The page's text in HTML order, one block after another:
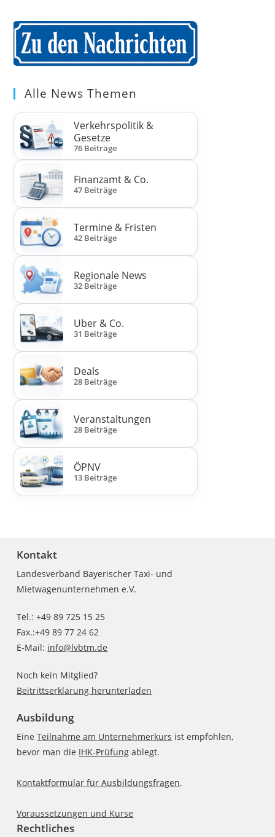
Alle News Themen
Verkehrspolitik &
Gesetze
76 Beiträge
Finanzamt & Co.
47 Beiträge
Termine & Fristen
42 Beiträge
Regionale News
32 Beiträge
Uber & Co.
31 Beiträge
Deals
28 Beiträge
Veranstaltungen
28 Beiträge
ÖPNV
13 Beiträge
Kontakt
Landesverband Bayerischer Taxi- und
Mietwagenunternehmen e.V.
Tel.: +49 89 725 15 25
Fax.:+49 89 77 24 62
E-Mail: info@lvbtm.de
Noch kein Mitglied?
Beitrittserklärung herunterladen
Ausbildung
EineTeilnahme am Unternehmerkurs ist empfohlen,
bevor man die IHK-Prüfung ablegt.
Kontaktformular für Ausbildungsfragen.
Voraussetzungen und Kurse
Rechtliches